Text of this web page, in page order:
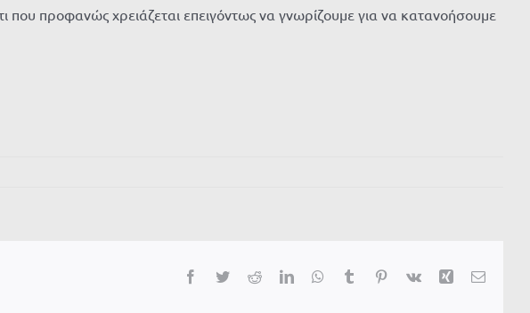
που προφανώς χρειάζεται επειγόντως να γνωρίζουμε για να κατανοήσουμε
Facebook
TwitterRedditLinkedInWhatsApp
Tumblr Pinterest
Vk Xing Email